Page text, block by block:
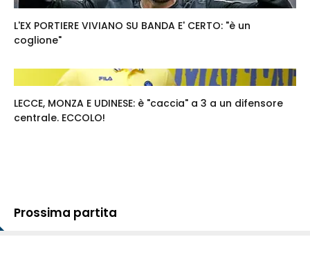
L'EX PORTIERE VIVIANO SU BANDA E' CERTO: "è un
coglione"
LECCE, MONZA E UDINESE: è "caccia" a 3 a un difensore
centrale. ECCOLO!
Prossima partita